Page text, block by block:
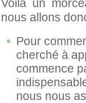
Voilà un
nous allons
Pour
cherché à
commence
nous nous